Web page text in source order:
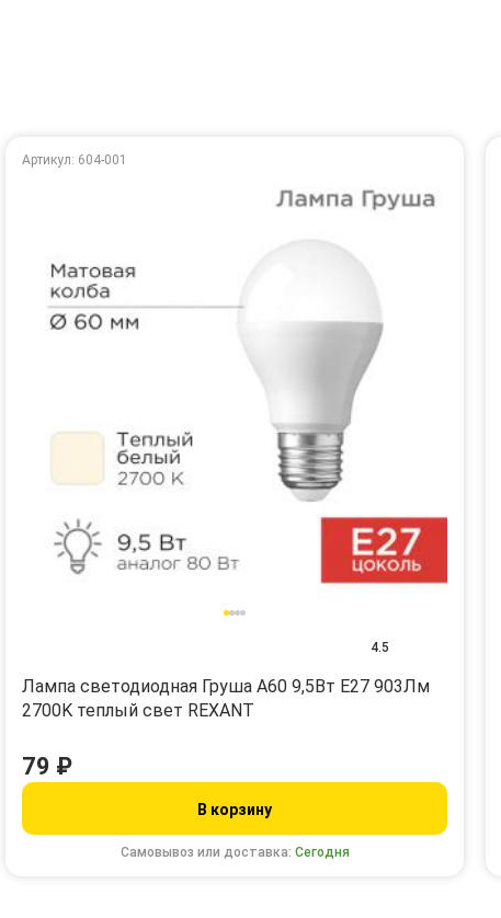
Артикул: 604-001
4.5
Лампа светодиодная Груша A60 9,5Вт E27 903Лм
2700K теплый свет REXANT
Самовывоз или доставка: Сегодня
79 ₽
В корзину